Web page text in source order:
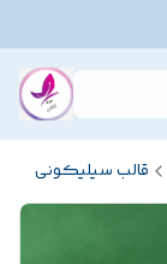
قالب سیلیکونی